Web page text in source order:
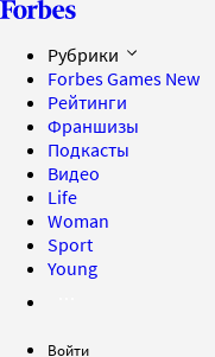
Рубрики
Forbes Games New
Рейтинги
Франшизы
Подкасты
Видео
Life
Woman
Sport
Young
Войти